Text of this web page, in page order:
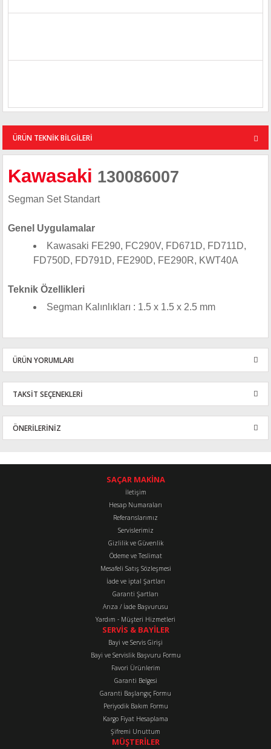
ÜRÜN TEKNİK BİLGİLERİ
Kawasaki 130086007
Segman Set Standart
Genel Uygulamalar
Kawasaki FE290, FC290V, FD671D, FD711D,
FD750D, FD791D, FE290D, FE290R, KWT40A
Teknik Özellikleri
Segman Kalınlıkları : 1.5 x 1.5 x 2.5 mm
ÜRÜN YORUMLARI
Bu ürüne ilk yorumu siz yapın!
TAKSİT SEÇENEKLERİ
ÖNERİLERİNİZ
konularda yetersiz gördüğünüz noktaları öneri formunu kullanarak
Görüş ve önerileriniz için teşekkür ederiz.
Ürün resmi kalitesiz, bozuk veya görüntülenemiyor.
Ürün bilgilerinde hatalar bulunuyor.
Ürün fiyatı diğer sitelerden daha pahalı.
Bu ürüne benzer farklı alternatifler olmalı.
Gönder
SAÇAR MAKİNA
İletişim
Hesap Numaraları
Referanslarımız
Servislerimiz
Gizlilik ve Güvenlik
Ödeme ve Teslimat
Mesafeli Satış Sözleşmesi
İade ve iptal Şartları
Garanti Şartları
Arıza / İade Başvurusu
Yardım - Müşteri Hizmetleri
SERVİS & BAYİLER
Bayi ve Servis Girişi
Bayi ve Servislik Başvuru Formu
Favori Ürünlerim
Garanti Belgesi
Garanti Başlangıç Formu
Periyodik Bakım Formu
Kargo Fiyat Hesaplama
Şifremi Unuttum
MÜŞTERİLER